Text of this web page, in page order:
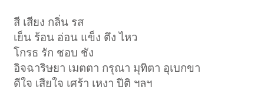
สี เสียง กลิ่น รส
เย็น ร้อน อ่อน แข็ง ตึง ไหว
โกรธ รัก ชอบ ชัง
อิจฉาริษยา เมตตา กรุณา มุทิตา อุเบกขา
ดีใจ เสียใจ เศร้า เหงา ปีติ ฯลฯ